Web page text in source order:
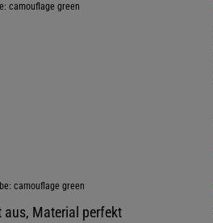
camouflage green
camouflage green
aus, Material perfekt